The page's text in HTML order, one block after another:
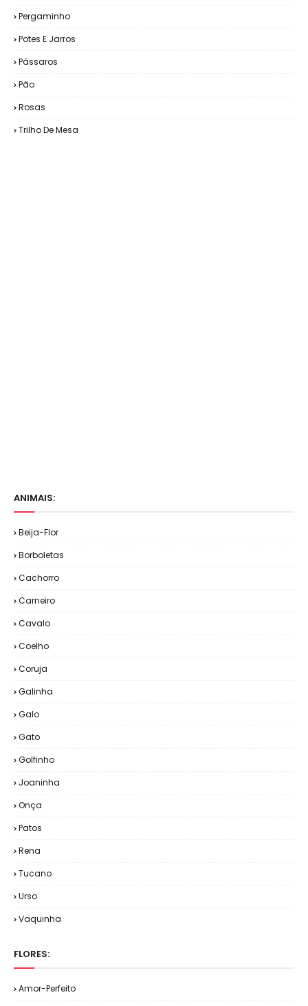
Pergaminho
Potes E Jarros
Pássaros
Pão
Rosas
Trilho De Mesa
ANIMAIS:
Beija-Flor
Borboletas
Cachorro
Carneiro
Cavalo
Coelho
Coruja
Galinha
Galo
Gato
Golfinho
Joaninha
Onça
Patos
Rena
Tucano
Urso
Vaquinha
FLORES:
Amor-Perfeito